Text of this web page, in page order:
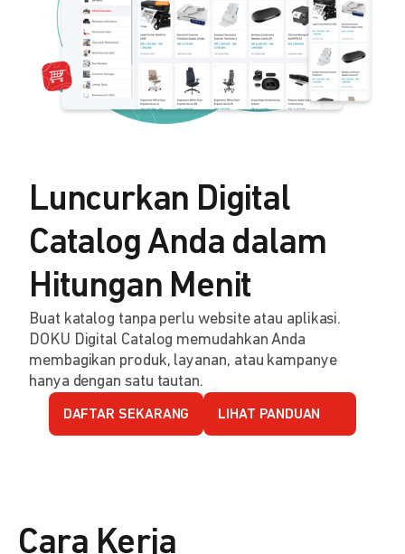
Luncurkan Digital
Catalog Anda dalam
Hitungan Menit
Buat katalog tanpa perlu website atau aplikasi.
DOKU Digital Catalog memudahkan Anda
membagikan produk, layanan, atau kampanye
hanya dengan satu tautan.
DAFTAR SEKARANG LIHAT PANDUAN
Cara Kerja